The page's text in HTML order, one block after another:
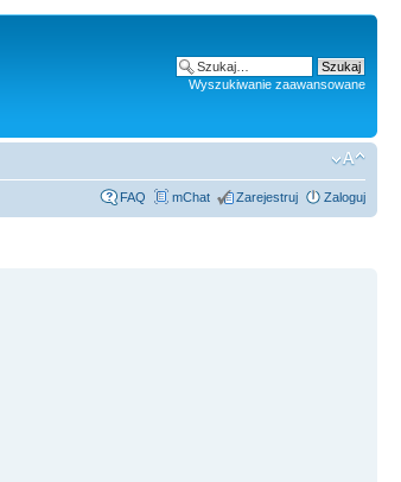
Wyszukiwanie zaawansowane
FAQ mChat Zarejestruj Zaloguj